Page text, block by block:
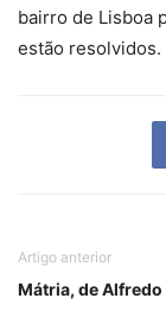
bairro de Lisboa
estão resolvidos.
Artigo anterior
Mátria, de